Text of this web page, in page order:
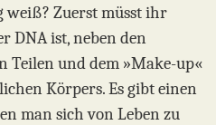
weiß? Zuerst müsst ihr
DNA ist, neben den
Teilen und dem »Make-up«
Körpers. Es gibt einen
man sich von Leben zu